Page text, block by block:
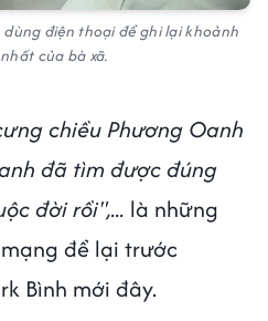
điện thoại để ghi lại khoảnh
của bà xã.
chiều Phương Oanh
đã tìm được đúng
đời rồi",... là những
để lại trước
Bình mới đây.